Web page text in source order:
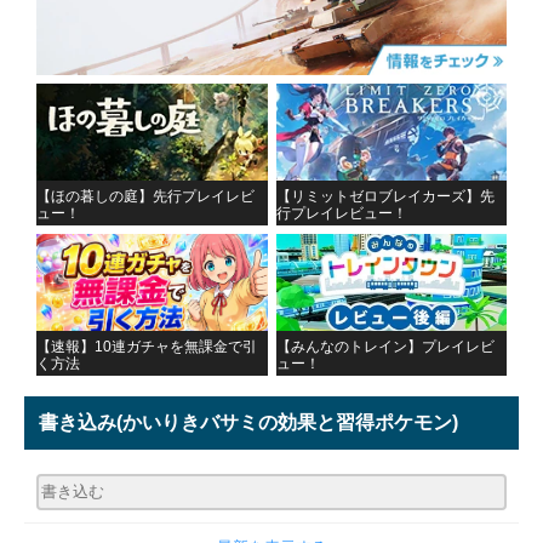
【ほの暮しの庭】先行プレイレビ
ュー！
【リミットゼロブレイカーズ】先
行プレイレビュー！
【速報】10連ガチャを無課金で引
く方法
【みんなのトレイン】プレイレビ
ュー！
書き込み(かいりきバサミの効果と習得ポケモン)